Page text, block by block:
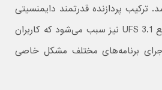
ترکیب پردازنده قدرتمند دایمنسیتی
7200 اولترا و حافظه سریع UFS 3.1 نیز سبب می‌شود که کاربران
برنامه‌های مختلف مشکل خاصی